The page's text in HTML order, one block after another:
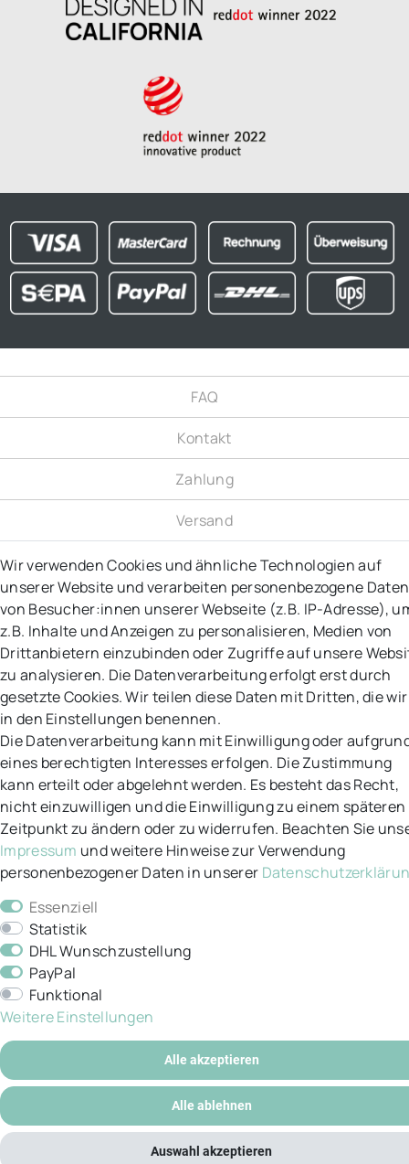
FAQ
Kontakt
Zahlung
Versand
Widerrufsrecht
Vertrag widerrufen
Rücksendungen
AGB
Datenschutz
Impressum
Mein Konto
Wir verwenden Cookies und ähnliche Technologien auf
unserer Website und verarbeiten personenbezogene Daten
von Besucher:innen unserer Webseite (z.B. IP-Adresse),
z.B. Inhalte und Anzeigen zu personalisieren, Medien von
Drittanbietern einzubinden oder Zugriffe auf unsere
zu analysieren. Die Datenverarbeitung erfolgt erst durch
gesetzte Cookies. Wir teilen diese Daten mit Dritten, die wir
in den Einstellungen benennen.
Die Datenverarbeitung kann mit Einwilligung oder
eines berechtigten Interesses erfolgen. Die Zustimmung
kann erteilt oder abgelehnt werden. Es besteht das Recht,
nicht einzuwilligen und die Einwilligung zu einem späteren
Zeitpunkt zu ändern oder zu widerrufen. Beachten Sie
Impressum und weitere Hinweise zur Verwendung
personenbezogener Daten in unserer
Essenziell
Statistik
DHL Wunschzustellung
PayPal
Funktional
Weitere Einstellungen
Alle akzeptieren
Alle ablehnen
Auswahl akzeptieren